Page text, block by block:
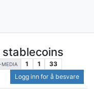
1 1
33
Logg inn for å besvare